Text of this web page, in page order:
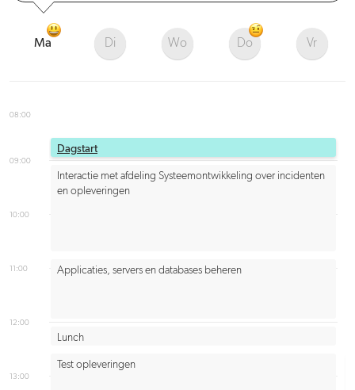
Ma Di Wo Do Vr
08:00
09:00
10:00
11:00
12:00
13:00
Dagstart
Lunch
Test opleveringen
Interactie met afdeling Systeemontwikkeling over incidenten
en opleveringen
Applicaties, servers en databases beheren